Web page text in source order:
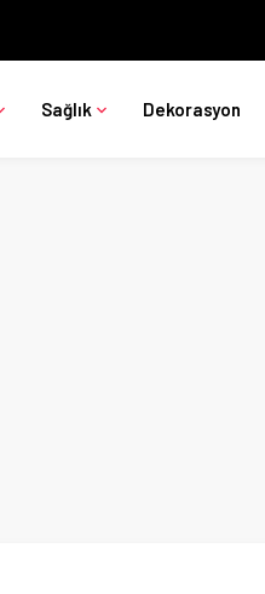
Sağlık Dekorasyon